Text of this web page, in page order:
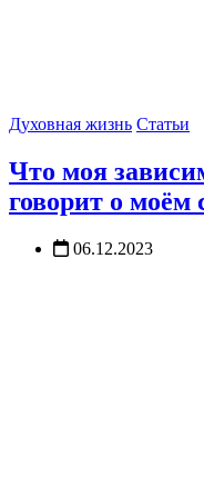
Духовная жизнь Статьи
Что моя
говорит о моём
06.12.2023